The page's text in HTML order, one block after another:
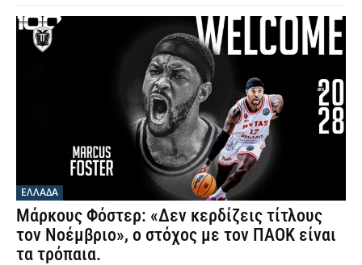
ΕΛΛΑΔΑ
Μάρκους Φόστερ: «Δεν κερδίζεις τίτλους
τον Νοέμβριο», ο στόχος με τον ΠΑΟΚ είναι
τα τρόπαια.